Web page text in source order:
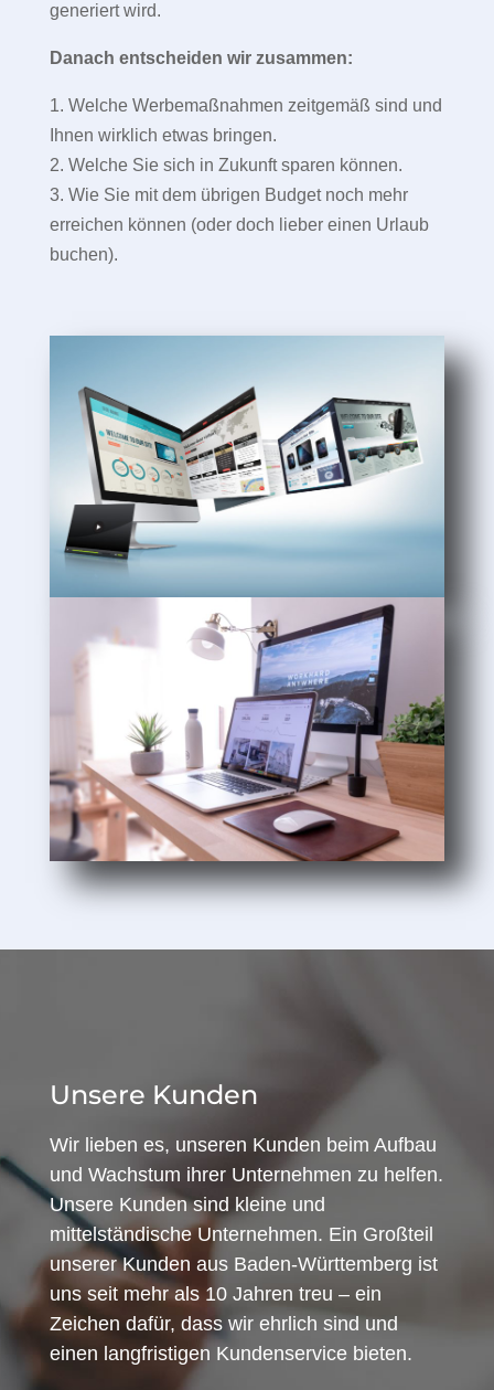
generiert wird.
Danach entscheiden wir zusammen:
1. Welche Werbemaßnahmen zeitgemäß sind und
Ihnen wirklich etwas bringen.
2. Welche Sie sich in Zukunft sparen können.
3. Wie Sie mit dem übrigen Budget noch mehr
erreichen können (oder doch lieber einen Urlaub
buchen).
Unsere Kunden
Wir lieben es, unseren Kunden beim Aufbau
und Wachstum ihrer Unternehmen zu helfen.
Unsere Kunden sind kleine und
mittelständische Unternehmen. Ein Großteil
unserer Kunden aus Baden-Württemberg ist
uns seit mehr als 10 Jahren treu – ein
Zeichen dafür, dass wir ehrlich sind und
einen langfristigen Kundenservice bieten.